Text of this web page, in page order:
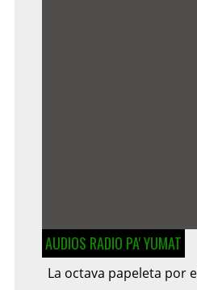
AUDIOS RADIO PA' YUMAT
La octava papeleta por